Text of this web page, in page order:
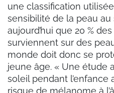
une classification
sensibilité de la peau au
aujourd’hui que 20 %
surviennent sur des
monde doit donc se
jeune âge. « Une étude
soleil pendant l’enfance
risque de mélanome à